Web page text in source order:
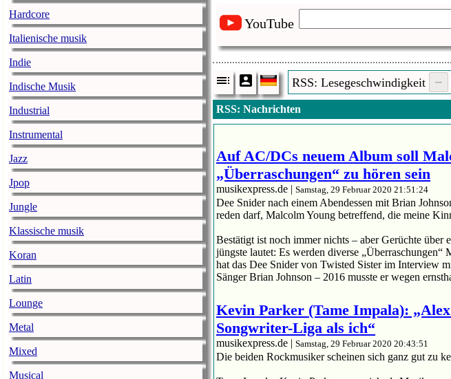
Hardcore
Italienische musik
Indie
Indische Musik
Industrial
Instrumental
Jazz
Jpop
Jungle
Klassische musik
Koran
Latin
Lounge
Metal
Mixed
Musical
YouTube
RSS: Lesegeschwindigkeit
RSS: Nachrichten
Auf AC/DCs neuem Album soll
„Überraschungen“ zu hören sein
musikexpress.de | Samstag, 29 Februar 2020 21:51:24
Dee Snider nach einem Abendessen mit Brian
reden darf, Malcolm Young betreffend, die meine
Bestätigt ist noch immer nichts – aber Gerüchte
jüngste lautet: Es werden diverse
hat das Dee Snider von Twisted Sister im
Sänger Brian Johnson – 2016 musste er wegen
Kevin Parker (Tame Impala):
Songwriter-Liga als ich“
musikexpress.de | Samstag, 29 Februar 2020 20:43:51
Die beiden Rockmusiker scheinen sich ganz gut zu